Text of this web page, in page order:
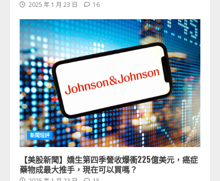
2025 年 1 月 23 日 16
新聞短評
【美股新聞】嬌生第四季營收爆衝225億美元，癌症
藥物成最大推手，現在可以買嗎？